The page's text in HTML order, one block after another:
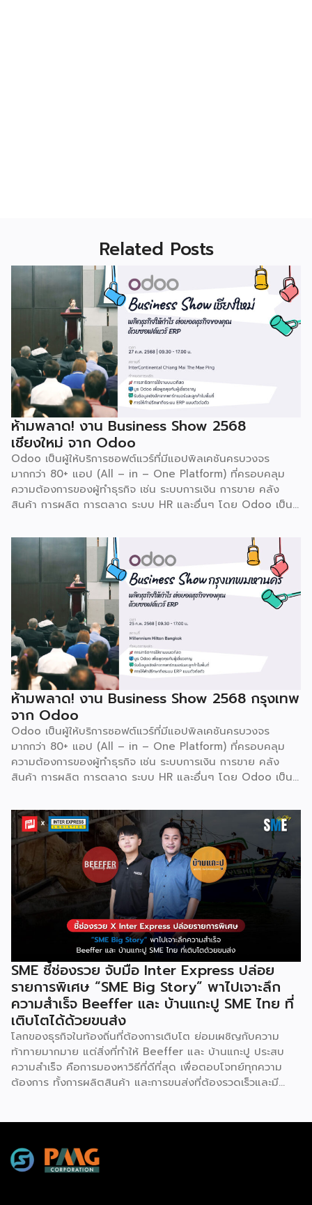
Related Posts
ห้ามพลาด! งาน Business Show 2568
เชียงใหม่ จาก Odoo
Odoo เป็นผู้ให้บริการซอฟต์แวร์ที่มีแอปพิลเคชันครบวงจร
มากกว่า 80+ แอป (All – in – One Platform) ที่ครอบคลุม
ความต้องการของผู้ทำธุรกิจ เช่น ระบบการเงิน การขาย คลัง
สินค้า การผลิต การตลาด ระบบ HR และอื่นๆ โดย Odoo เป็นผู้
เบลเยี่ยมให้บริการใน 19 แห่งทั่วโลก รวมถึงสหรัฐอเมริกา ฮ่องกง
อินโดนีเซีย และดูไบ ปัจจุบัน Odoo ให้บริการผู้ใช้งานในไทย
มากกว่า 4 แสนราย และมีผู้ใช้งานมากกว่า 6 ล้านคนทั่วเอเชีย ปีนี้
Odoo กลับมาจัดงาน Business Roadshow 2568 ภายใต้
Concept พลิกธุรกิจให้กำไร ต่อยอดธุรกิจของคุณด้วย
ซอฟต์แวร์ ERP ที่มาปลดล็อกทุกธุรกิจในประเทศไทยผ่านการนำ
เทคโนโลยีใหม่สุดล้ำ ยกระดับองค์กรของคุณไปสู่ระบบดิจิทัล
พร้อมกับโอกาสที่จะได้เข้ามาเป็นพาร์ทเนอร์ระดับมืออาชีพร่วมกับ
Odoo […]
ห้ามพลาด! งาน Business Show 2568 กรุงเทพ
จาก Odoo
Odoo เป็นผู้ให้บริการซอฟต์แวร์ที่มีแอปพิลเคชันครบวงจร
มากกว่า 80+ แอป (All – in – One Platform) ที่ครอบคลุม
ความต้องการของผู้ทำธุรกิจ เช่น ระบบการเงิน การขาย คลัง
สินค้า การผลิต การตลาด ระบบ HR และอื่นๆ โดย Odoo เป็นผู้
เบลเยี่ยมให้บริการใน 19 แห่งทั่วโลก รวมถึงสหรัฐอเมริกา ฮ่องกง
อินโดนีเซีย และดูไบ ปัจจุบัน Odoo ให้บริการผู้ใช้งานในไทย
มากกว่า 4 แสนราย และมีผู้ใช้งานมากกว่า 6 ล้านคนทั่วเอเชีย ปีนี้
Odoo กลับมาจัดงาน Business Roadshow 2568 ภายใต้
Concept พลิกธุรกิจให้กำไร ต่อยอดธุรกิจของคุณด้วย
ซอฟต์แวร์ ERP ที่มาปลดล็อกทุกธุรกิจในประเทศไทยผ่านการนำ
เทคโนโลยีใหม่สุดล้ำ ยกระดับองค์กรของคุณไปสู่ระบบดิจิทัล
พร้อมกับโอกาสที่จะได้เข้ามาเป็นพาร์ทเนอร์ระดับมืออาชีพร่วมกับ
SME ชี้ช่องรวย จับมือ Inter Express ปล่อย
รายการพิเศษ “SME Big Story” พาไปเจาะลึก
ความสำเร็จ Beeffer และ บ้านแกะปู SME ไทย ที่
เติบโตได้ด้วยขนส่ง
โลกของธุรกิจในท้องถิ่นที่ต้องการเติบโต ย่อมเผชิญกับความ
ท้าทายมากมาย แต่สิ่งที่ทำให้ Beeffer และ บ้านแกะปู ประสบ
ความสำเร็จ คือการมองหาวิธีที่ดีที่สุด เพื่อตอบโจทย์ทุกความ
ต้องการ ทั้งการผลิตสินค้า และการขนส่งที่ต้องรวดเร็วและมี
Beeffer : แบรนด์เนื้อโคขุนพรีเมียมที่ตั้งต้นจากฟาร์มเลี้ยง
วัวในจังหวัดระยอง และขยายสู่การเป็นแบรนด์ที่ได้รับความนิยม